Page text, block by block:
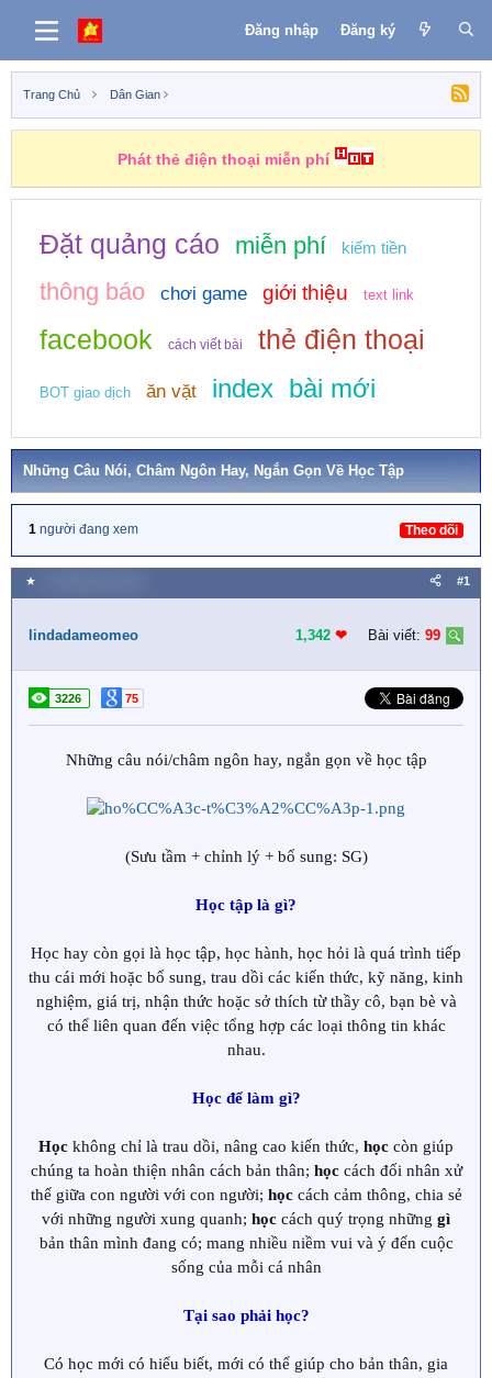
Đăng nhập Đăng ký
Trang Chủ Dân Gian
Phát thẻ điện thoại miễn phí
Đặt quảng cáo miễn phí kiếm tiền
thông báo chơi game giới thiệu text link
facebook cách viết bài thẻ điện thoại
BOT giao dịch ăn vặt index bài mới
Những Câu Nói, Châm Ngôn Hay, Ngắn Gọn Về Học Tập
1 người đang xem Theo dõi
★ #1
lindadameomeo 1,342 ❤︎ Bài viết: 99
3226 75
Những câu nói/châm ngôn hay, ngắn gọn về học tập
(Sưu tầm + chỉnh lý + bổ sung: SG)
Học tập là gì?
Học hay còn gọi là học tập, học hành, học hỏi là quá trình tiếp
thu cái mới hoặc bổ sung, trau dồi các kiến thức, kỹ năng, kinh
nghiệm, giá trị, nhận thức hoặc sở thích từ thầy cô, bạn bè và
có thể liên quan đến việc tổng hợp các loại thông tin khác
nhau.
Học để làm gì?
Học không chỉ là trau dồi, nâng cao kiến thức, học còn giúp
chúng ta hoàn thiện nhân cách bản thân; họccách đối nhân xử
thế giữa con người với con người; họccách cảm thông, chia sẻ
với những người xung quanh; học cách quý trọng những gì
bản thân mình đang có; mang nhiều niềm vui và ý đến cuộc
sống của mỗi cá nhân
Tại sao phải học?
Có học mới có hiểu biết, mới có thể giúp cho bản thân, gia